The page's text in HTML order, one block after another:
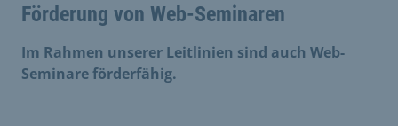
Förderung von Web-Seminaren
Im Rahmen unserer Leitlinien sind auch Web-
Seminare förderfähig.